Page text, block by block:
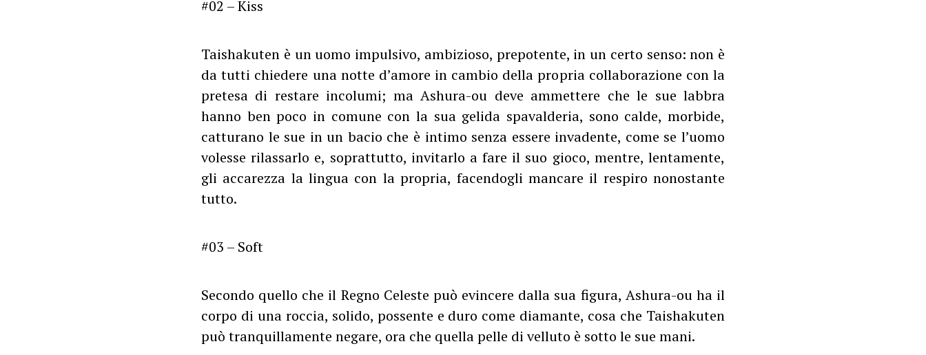
#02 – Kiss
Taishakuten è un uomo impulsivo, ambizioso, prepotente, in un certo senso: non è
da tutti chiedere una notte d’amore in cambio della propria collaborazione con la
pretesa di restare incolumi; ma Ashura-ou deve ammettere che le sue labbra
hanno ben poco in comune con la sua gelida spavalderia, sono calde, morbide,
catturano le sue in un bacio che è intimo senza essere invadente, come se l’uomo
volesse rilassarlo e, soprattutto, invitarlo a fare il suo gioco, mentre, lentamente,
gli accarezza la lingua con la propria, facendogli mancare il respiro nonostante
tutto.
#03 – Soft
Secondo quello che il Regno Celeste può evincere dalla sua figura, Ashura-ou ha il
corpo di una roccia, solido, possente e duro come diamante, cosa che Taishakuten
può tranquillamente negare, ora che quella pelle di velluto è sotto le sue mani.